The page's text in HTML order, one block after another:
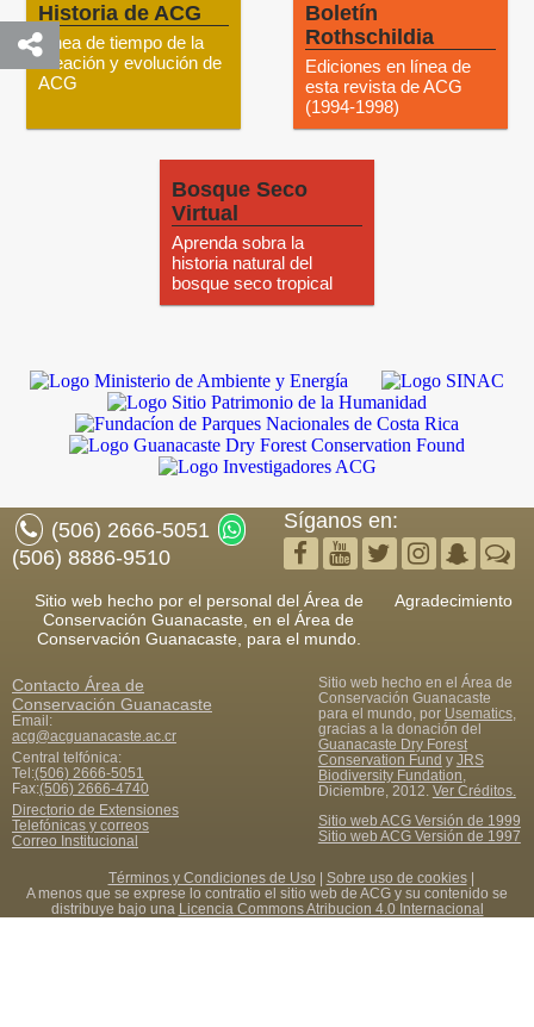
Historia de ACG
Línea de tiempo de la
creación y evolución de
ACG
Boletín
Rothschildia
Ediciones en línea de
esta revista de ACG
(1994-1998)
Bosque Seco
Virtual
Aprenda sobra la
historia natural del
bosque seco tropical
(506) 2666-5051
(506) 8886-9510
Síganos en:
Sitio web hecho por el personal del Área de
Conservación Guanacaste, en el Área de
Conservación Guanacaste, para el mundo.
Agradecimiento
Contacto Área de
Conservación Guanacaste
Email:
acg@acguanacaste.ac.cr
Central telfónica:
Tel:(506) 2666-5051
Fax:(506) 2666-4740
Directorio de Extensiones
Telefónicas y correos
Correo Institucional
Sitio web hecho en el Área de
Conservación Guanacaste
para el mundo, por Usematics,
gracias a la donación del
Guanacaste Dry Forest
Conservation Fund y JRS
Biodiversity Fundation,
Diciembre, 2012. Ver Créditos.
Sitio web ACG Versión de 1999
Sitio web ACG Versión de 1997
Términos y Condiciones de Uso Sobre uso de cookies|
A menos que se exprese lo contratio el sitio web de ACG y su contenido se
distribuye bajo una Licencia Commons Atribucion 4.0 Internacional